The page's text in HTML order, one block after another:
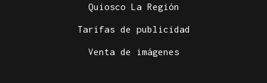
Quiosco La Región
Tarifas de publicidad
Venta de imágenes